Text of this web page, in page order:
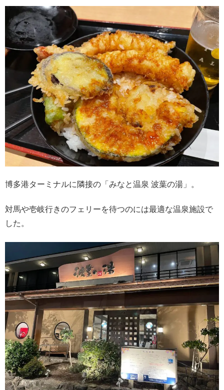
博多港ターミナルに隣接の「みなと温泉 波葉の湯」。
対馬や壱岐行きのフェリーを待つのには最適な温泉施設で
した。